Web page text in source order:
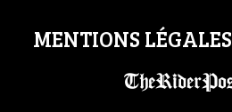
MENTIONS LÉGALES